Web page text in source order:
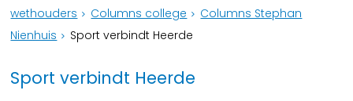
wethouders
Columns college
Columns Stephan
Nienhuis
Sport verbindt Heerde
Sport verbindt Heerde